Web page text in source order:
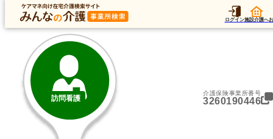
ログイン施設介護へ
トップ データ
トップ 島根県 松江市 訪問看護 訪問看護ステーション GRACE
訪問看護
介護保険事業所番号
3260190446